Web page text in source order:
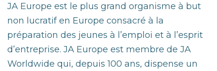
JA Europe est le plus grand organisme à but
non lucratif en Europe consacré à la
préparation des jeunes à l’emploi et à l’esprit
d’entreprise. JA Europe est membre de JA
Worldwide qui, depuis 100 ans, dispense un